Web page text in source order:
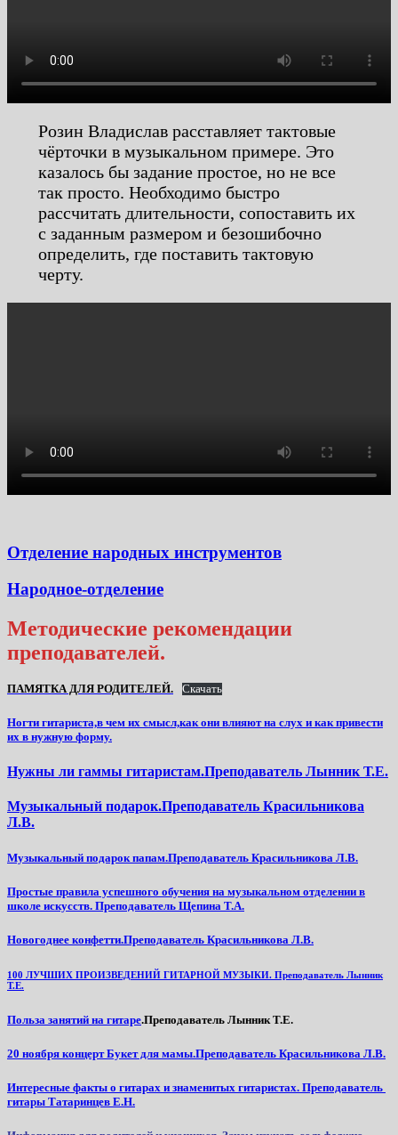
Розин Владислав расставляет тактовые
чёрточки в музыкальном примере. Это
казалось бы задание простое, но не все
так просто. Необходимо быстро
рассчитать длительности, сопоставить их
с заданным размером и безошибочно
определить, где поставить тактовую
черту.
Отделение народных инструментов
Народное-отделение
Методические рекомендации
преподавателей.
ПАМЯТКА ДЛЯ РОДИТЕЛЕЙ. Скачать
Ногти гитариста,в чем их смысл,как они влияют на слух и как привести
их в нужную форму.
Нужны ли гаммы гитаристам.Преподаватель Лынник Т.Е.
Музыкальный подарок.Преподаватель Красильникова
Л.В.
Музыкальный подарок папам.Преподаватель Красильникова Л.В.
Простые правила успешного обучения на музыкальном отделении в
школе искусств. Преподаватель Щепина Т.А.
Новогоднее конфетти.Преподаватель Красильникова Л.В.
100 ЛУЧШИХ ПРОИЗВЕДЕНИЙ ГИТАРНОЙ МУЗЫКИ. Преподаватель Лынник
Т.Е.
Польза занятий на гитаре.Преподаватель Лынник Т.Е.
20 ноября концерт Букет для мамы.Преподаватель Красильникова Л.В.
Интересные факты о гитарах и знаменитых гитаристах. Преподаватель
гитары Татаринцев Е.Н.